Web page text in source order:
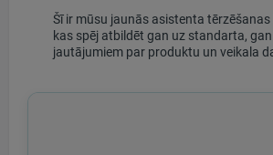
Šī ir mūsu jaunās asistenta tērzēšanas
kas spēj atbildēt gan uz standarta,
jautājumiem par produktu un veikala